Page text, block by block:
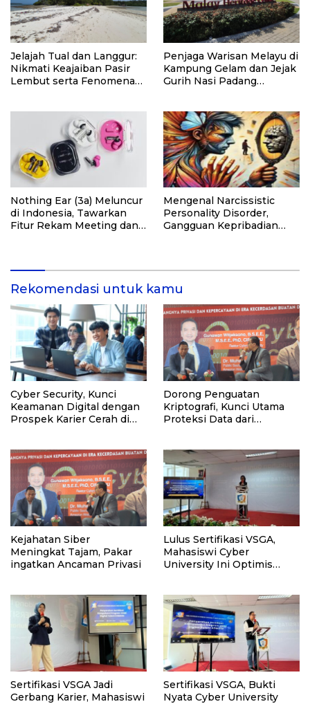
Jelajah Tual dan Langgur:
Nikmati Keajaiban Pasir
Lembut serta Fenomena
Penjaga Warisan Melayu di
Kampung Gelam dan Jejak
Gurih Nasi Padang
Nothing Ear (3a) Meluncur
di Indonesia, Tawarkan
Fitur Rekam Meeting dan
Mengenal Narcissistic
Personality Disorder,
Gangguan Kepribadian
Rekomendasi untuk kamu
Cyber Security, Kunci
Keamanan Digital dengan
Prospek Karier Cerah di
Dorong Penguatan
Kriptografi, Kunci Utama
Proteksi Data dari
Kejahatan Siber
Meningkat Tajam, Pakar
ingatkan Ancaman Privasi
Lulus Sertifikasi VSGA,
Mahasiswi Cyber
University Ini Optimis
Sertifikasi VSGA Jadi
Gerbang Karier, Mahasiswi
Sertifikasi VSGA, Bukti
Nyata Cyber University